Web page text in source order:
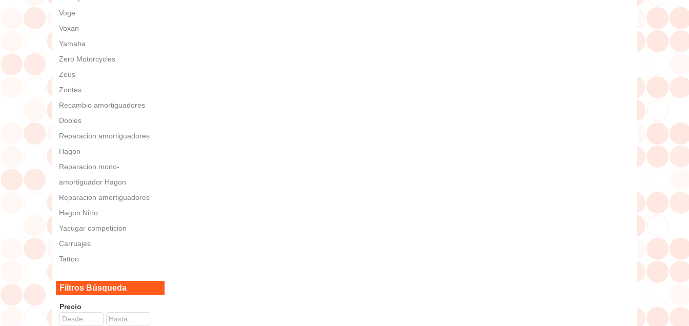
Voge
Voxan
Yamaha
Zero Motorcycles
Zeus
Zontes
Recambio amortiguadores
Dobles
Reparacion amortiguadores
Hagon
Reparacion mono-
amortiguador Hagon
Reparacion amortiguadores
Hagon Nitro
Yacugar competicion
Carruajes
Tattoo
Filtros Búsqueda
Precio